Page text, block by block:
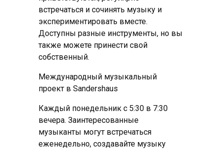
встречаться и сочинять музыку и
экспериментировать вместе.
Доступны разные инструменты, но вы
также можете принести свой
собственный.
Международный музыкальный
проект в Sandershaus
Каждый понедельник с 5:30 в 7:30
вечера. Заинтересованные
музыканты могут встречаться
еженедельно, создавайте музыку